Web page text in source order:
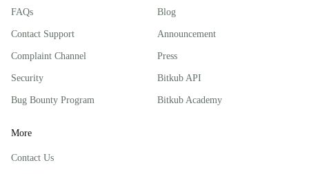
FAQs
Contact Support
Complaint Channel
Security
Bug Bounty Program
Blog
Announcement
Press
Bitkub API
Bitkub Academy
More
Contact Us